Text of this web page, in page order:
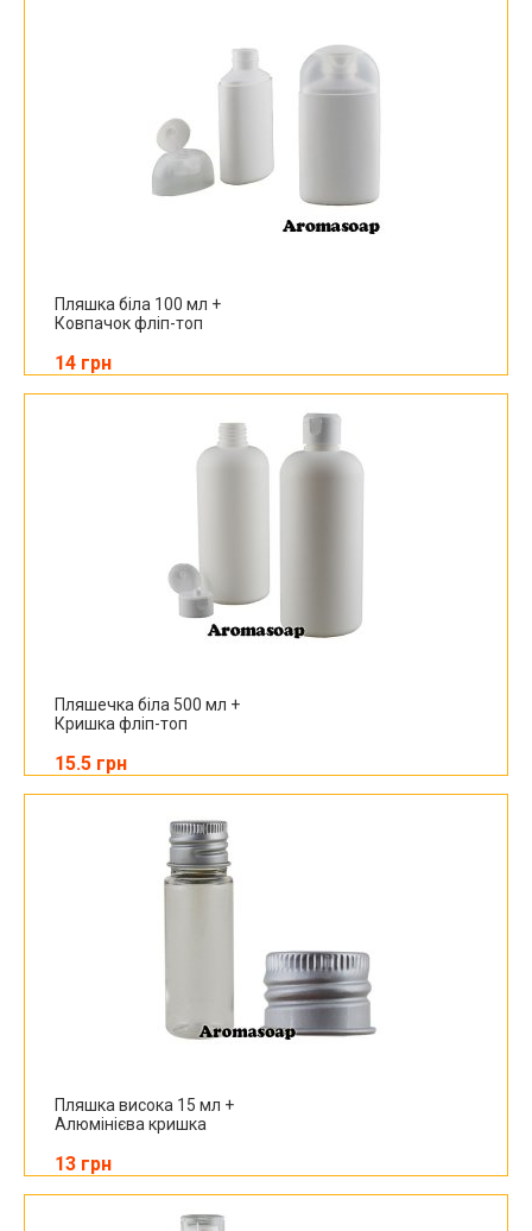
Пляшка біла 100 мл +
Ковпачок фліп-топ
14 грн
Пляшечка біла 500 мл +
Кришка фліп-топ
15.5 грн
Пляшка висока 15 мл +
Алюмінієва кришка
13 грн